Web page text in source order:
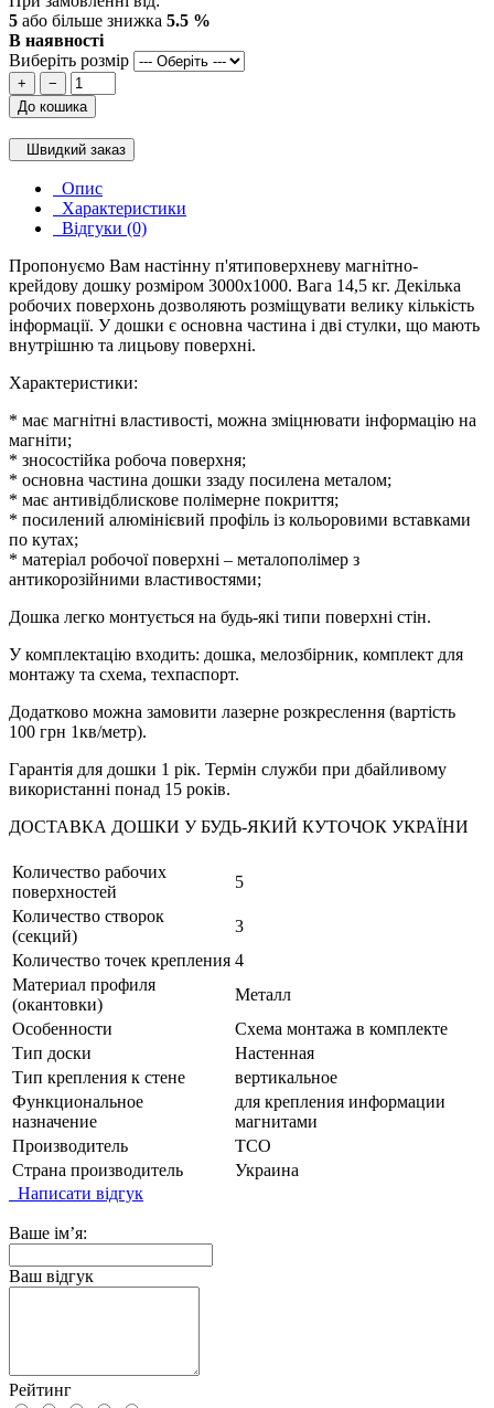
5 або більше знижка 5.5 %
В наявності
Виберіть розмір
+
−
До кошика
Швидкий заказ
Опис
Характеристики
Відгуки (0)
Пропонуємо Вам настінну п'ятиповерхневу магнітно-
крейдову дошку розміром 3000х1000. Вага 14,5 кг. Декілька
робочих поверхонь дозволяють розміщувати велику кількість
інформації. У дошки є основна частина і дві стулки, що мають
внутрішню та лицьову поверхні.
Характеристики:
* має магнітні властивості, можна зміцнювати інформацію на
магніти;
* зносостійка робоча поверхня;
* основна частина дошки ззаду посилена металом;
* має антивідблискове полімерне покриття;
* посилений алюмінієвий профіль із кольоровими вставками
по кутах;
* матеріал робочої поверхні – металополімер з
антикорозійними властивостями;
Дошка легко монтується на будь-які типи поверхні стін.
У комплектацію входить: дошка, мелозбірник, комплект для
монтажу та схема, техпаспорт.
Додатково можна замовити лазерне розкреслення (вартість
100 грн 1кв/метр).
Гарантія для дошки 1 рік. Термін служби при дбайливому
використанні понад 15 років.
ДОСТАВКА ДОШКИ У БУДЬ-ЯКИЙ КУТОЧОК УКРАЇНИ
Количество рабочих
поверхностей
5
Количество створок
(секций)
3
Количество точек крепления 4
Материал профиля
(окантовки)
Металл
Особенности
Схема монтажа в комплекте
Тип доски
Настенная
Тип крепления к стене
вертикальное
Функциональное
назначение
для крепления информации
магнитами
Производитель
ТСО
Страна производитель
Украина
Написати відгук
Ваше ім’я:
Ваш відгук
Рейтинг